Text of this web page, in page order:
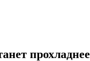
прохладнее